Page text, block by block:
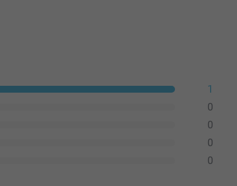
1
0
0
0
0